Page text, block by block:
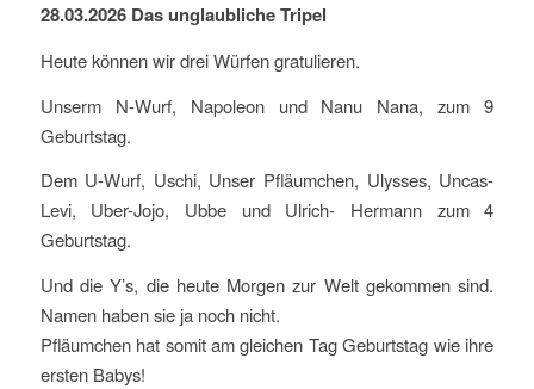
28.03.2026 Das unglaubliche Tripel
Heute können wir drei Würfen gratulieren.
Unserm N-Wurf, Napoleon und Nanu Nana, zum 9
Geburtstag.
Dem U-Wurf, Uschi, Unser Pfläumchen, Ulysses, Uncas-
Levi, Uber-Jojo, Ubbe und Ulrich- Hermann zum 4
Geburtstag.
Und die Y’s, die heute Morgen zur Welt gekommen sind.
Namen haben sie ja noch nicht.
Pfläumchen hat somit am gleichen Tag Geburtstag wie ihre
ersten Babys!